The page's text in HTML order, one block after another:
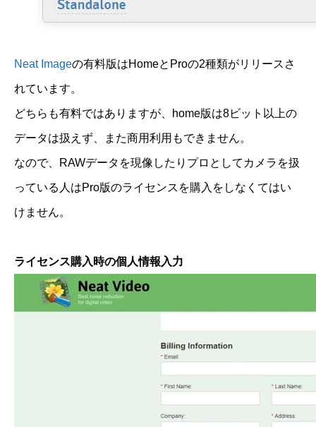
Neat Imageの有料版はHomeとProの2種類がリリースさ
れています。
どちらも有料ではありますが、home版は8ビット以上の
データは扱えず、また商用利用もできません。
なので、RAWデータを現像したりプロとしてカメラを扱
っている人はPro版のライセンスを購入をしなくてはい
けません。
ライセンス購入時の個人情報入力